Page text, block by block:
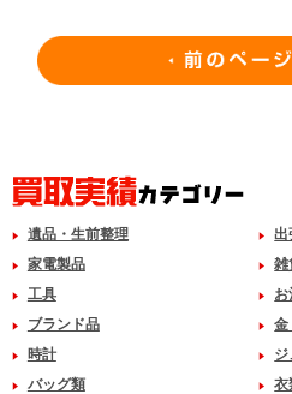
遺品・生前整理
出
家電製品
雑
工具
お
ブランド品
金
時計
ジ
バッグ類
衣